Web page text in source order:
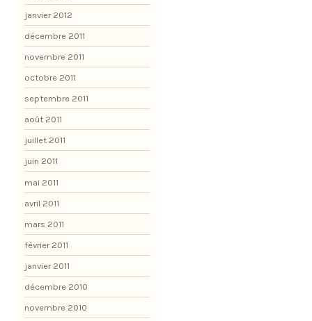
janvier 2012
décembre 2011
novembre 2011
octobre 2011
septembre 2011
août 2011
juillet 2011
juin 2011
mai 2011
avril 2011
mars 2011
février 2011
janvier 2011
décembre 2010
novembre 2010